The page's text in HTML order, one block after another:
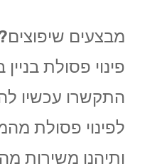
מבצעים
פינוי פסולת
התקשרו עכשיו
לפינוי פסולת
ותיהנו משירות